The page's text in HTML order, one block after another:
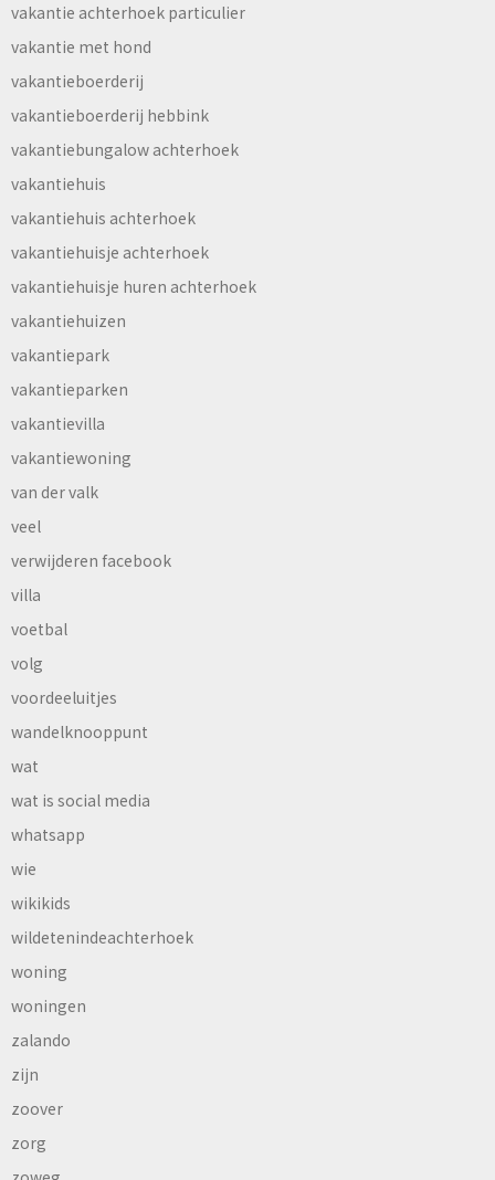
vakantie achterhoek particulier
vakantie met hond
vakantieboerderij
vakantieboerderij hebbink
vakantiebungalow achterhoek
vakantiehuis
vakantiehuis achterhoek
vakantiehuisje achterhoek
vakantiehuisje huren achterhoek
vakantiehuizen
vakantiepark
vakantieparken
vakantievilla
vakantiewoning
van der valk
veel
verwijderen facebook
villa
voetbal
volg
voordeeluitjes
wandelknooppunt
wat
wat is social media
whatsapp
wie
wikikids
wildetenindeachterhoek
woning
woningen
zalando
zijn
zoover
zorg